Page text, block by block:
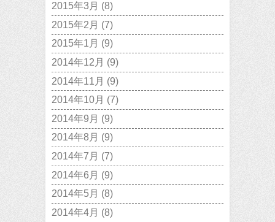
2015年3月 (8)
2015年2月 (7)
2015年1月 (9)
2014年12月 (9)
2014年11月 (9)
2014年10月 (7)
2014年9月 (9)
2014年8月 (9)
2014年7月 (7)
2014年6月 (9)
2014年5月 (8)
2014年4月 (8)